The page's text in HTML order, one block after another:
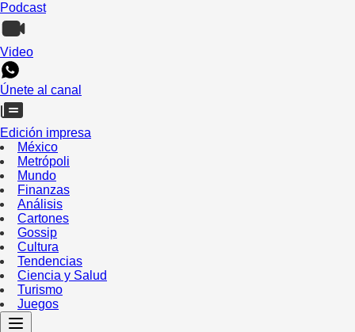
Podcast
Video
Únete al canal
Edición impresa
México
Metrópoli
Mundo
Finanzas
Análisis
Cartones
Gossip
Cultura
Tendencias
Ciencia y Salud
Turismo
Juegos